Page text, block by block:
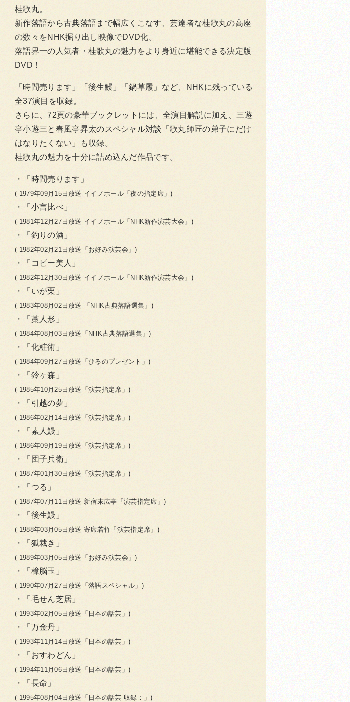
桂歌丸。
新作落語から古典落語まで幅広くこなす、芸達者な桂歌丸の高座
の数々をNHK掘り出し映像でDVD化。
落語界一の人気者・桂歌丸の魅力をより身近に堪能できる決定版
DVD！
「時間売ります」「後生鰻」「鍋草履」など、NHKに残っている
全37演目を収録。
さらに、72頁の豪華ブックレットには、全演目解説に加え、三遊
亭小遊三と春風亭昇太のスペシャル対談「歌丸師匠の弟子にだけ
はなりたくない」も収録。
桂歌丸の魅力を十分に詰め込んだ作品です。
「時間売ります」
( 1979年09月15日放送 イイノホール「夜の指定席」)
「小言比べ」
( 1981年12月27日放送 イイノホール「NHK新作演芸大会」)
「釣りの酒」
( 1982年02月21日放送「お好み演芸会」)
「コピー美人」
( 1982年12月30日放送 イイノホール「NHK新作演芸大会」)
「いが栗」
( 1983年08月02日放送 「NHK古典落語選集」)
「藁人形」
( 1984年08月03日放送「NHK古典落語選集」)
「化粧術」
( 1984年09月27日放送「ひるのプレゼント」)
「鈴ヶ森」
( 1985年10月25日放送「演芸指定席」)
「引越の夢」
( 1986年02月14日放送「演芸指定席」)
「素人鰻」
( 1986年09月19日放送「演芸指定席」)
「団子兵衛」
( 1987年01月30日放送「演芸指定席」)
「つる」
( 1987年07月11日放送 新宿末広亭「演芸指定席」)
「後生鰻」
( 1988年03月05日放送 寄席若竹「演芸指定席」)
「狐裁き」
( 1989年03月05日放送「お好み演芸会」)
「樟脳玉」
( 1990年07月27日放送「落語スペシャル」)
「毛せん芝居」
( 1993年02月05日放送「日本の話芸」)
「万金丹」
( 1993年11月14日放送「日本の話芸」)
「おすわどん」
( 1994年11月06日放送「日本の話芸」)
「長命」
( 1995年08月04日放送「日本の話芸 収録：」)